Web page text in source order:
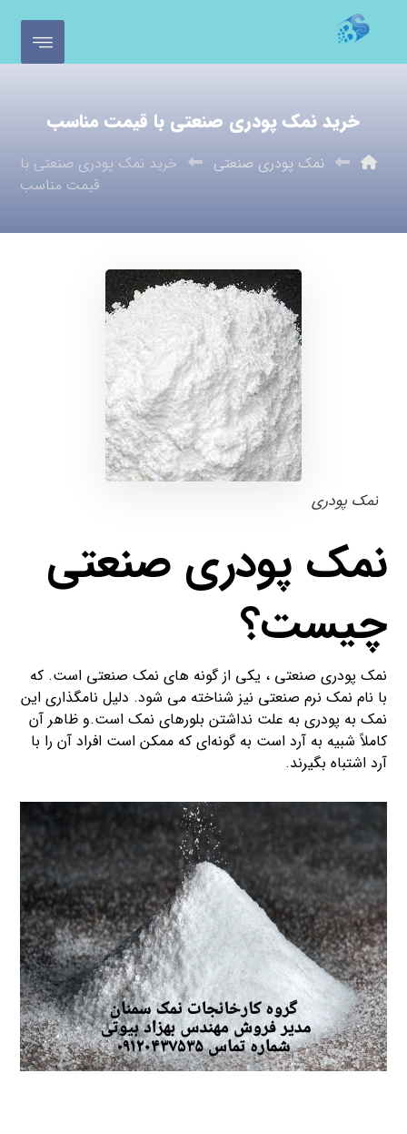
خرید نمک پودری صنعتی با قیمت مناسب
نمک پودری صنعتی
خرید نمک پودری صنعتی با
قیمت مناسب
نمک پودری
نمک پودری صنعتی
چیست؟
نمک پودری صنعتی ، یکی از گونه های نمک صنعتی است. که
با نام نمک نرم صنعتی نیز شناخته می شود. دلیل نامگذاری این
نمک به پودری به علت نداشتن بلورهای نمک است.و ظاهر آن
کاملاً شبیه به آرد است به گونه‌ای که ممکن است افراد آن را با
آرد اشتباه بگیرند.